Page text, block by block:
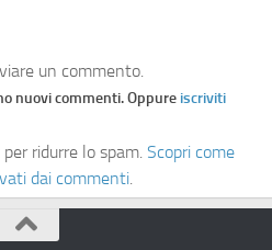
un commento.
nuovi commenti. Oppure iscriviti
ridurre lo spam. Scopri come
dai commenti